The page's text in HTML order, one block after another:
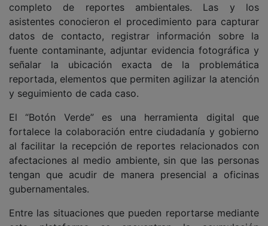
completo de reportes ambientales. Las y los
asistentes conocieron el procedimiento para capturar
datos de contacto, registrar información sobre la
fuente contaminante, adjuntar evidencia fotográfica y
señalar la ubicación exacta de la problemática
reportada, elementos que permiten agilizar la atención
y seguimiento de cada caso.
El “Botón Verde” es una herramienta digital que
fortalece la colaboración entre ciudadanía y gobierno
al facilitar la recepción de reportes relacionados con
afectaciones al medio ambiente, sin que las personas
tengan que acudir de manera presencial a oficinas
gubernamentales.
Entre las situaciones que pueden reportarse mediante